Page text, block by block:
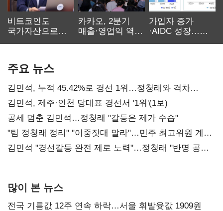
비트코인도
국가자산으로…'
카카오, 2분기
매출·영업익 역대
가입자 증가
·AIDC 성장…
주요 뉴스
김민석, 누적 45.42%로 경선 1위…정청래와 격차
0.86%p(2보)
김민석, 제주·인천 당대표 경선서 '1위'(1보)
공세 멈춘 김민석…정청래 "갈등은 제가 수습"
"팀 정청래 정리" "이중잣대 말라"…민주 최고위원 계파
다툼 격화
김민석 "경선갈등 완전 제로 노력"…정청래 "반명 공세
많이 본 뉴스
전국 기름값 12주 연속 하락…서울 휘발윳값 1909원